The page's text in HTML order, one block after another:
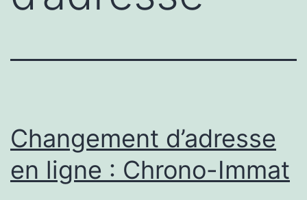
Changement d’adresse
en ligne : Chrono-Immat